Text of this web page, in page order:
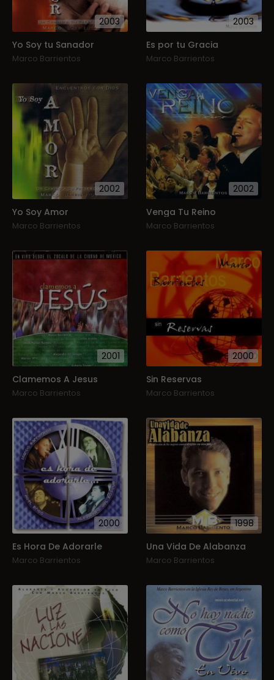
2003
Yo Soy tu Sanador
Marco Barrientos
2003
Es por tu Gracia
Marco Barrientos
2002
Yo Soy Amor
Marco Barrientos
2002
Venga Tu Reino
Marco Barrientos
2001
Clamemos A Jesus
Marco Barrientos
2000
Sin Reservas
Marco Barrientos
2000
Es Hora De Adorarle
Marco Barrientos
1998
Una Vida De Alabanza
Marco Barrientos